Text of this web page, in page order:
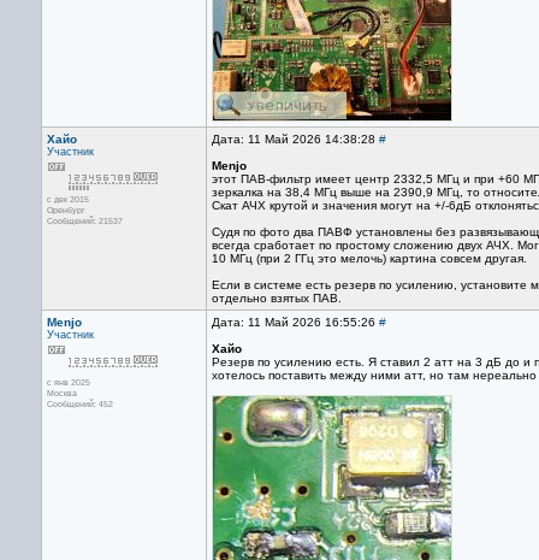
Хайо
Участник
с дек 2015
Оренбург
Сообщений: 21537
Дата: 11 Май 2026 14:38:28 #
Menjo
этот ПАВ-фильтр имеет центр 2332,5 МГц и при +60
зеркалка на 38,4 МГц выше на 2390,9 МГц, то
Скат АЧХ крутой и значения могут на +/-6дБ
Судя по фото два ПАВФ установлены без
всегда сработает по простому сложению двух АЧХ.
10 МГц (при 2 ГГц это мелочь) картина совсем другая.
Если в системе есть резерв по усилению,
отдельно взятых ПАВ.
Menjo
Участник
с янв 2025
Москва
Сообщений: 452
Дата: 11 Май 2026 16:55:26 #
Хайо
Резерв по усилению есть. Я ставил 2 атт на 3 дБ до и
хотелось поставить между ними атт, но там